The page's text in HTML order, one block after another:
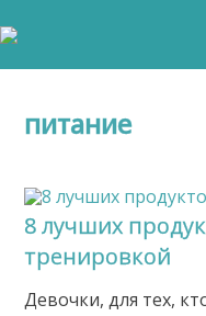
питание
8 лучших
тренировкой
Девочки, для тех,